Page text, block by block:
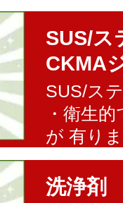
SUS/ス
CKMA
SUS/ス
・衛生
が 有り
洗浄剤